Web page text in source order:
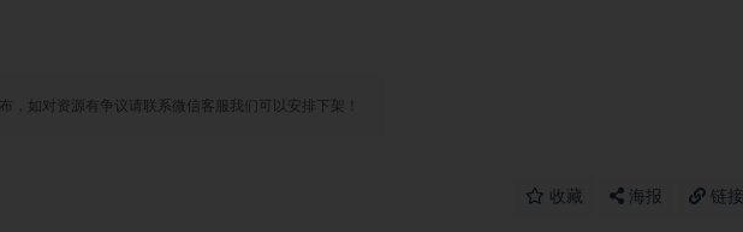
，如对资源有争议请联系微信客服我们可以安排下架！
收藏 海报 链接